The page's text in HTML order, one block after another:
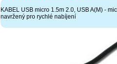
KABEL USB micro 1.5m 2.0, USB A(M) -
navržený pro rychlé nabíjení